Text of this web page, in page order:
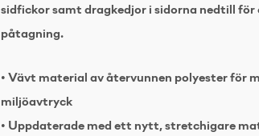
sidfickor samt dragkedjor i sidorna nedtill för
påtagning.
• Vävt material av återvunnen polyester för
miljöavtryck
• Uppdaterade med ett nytt, stretchigare